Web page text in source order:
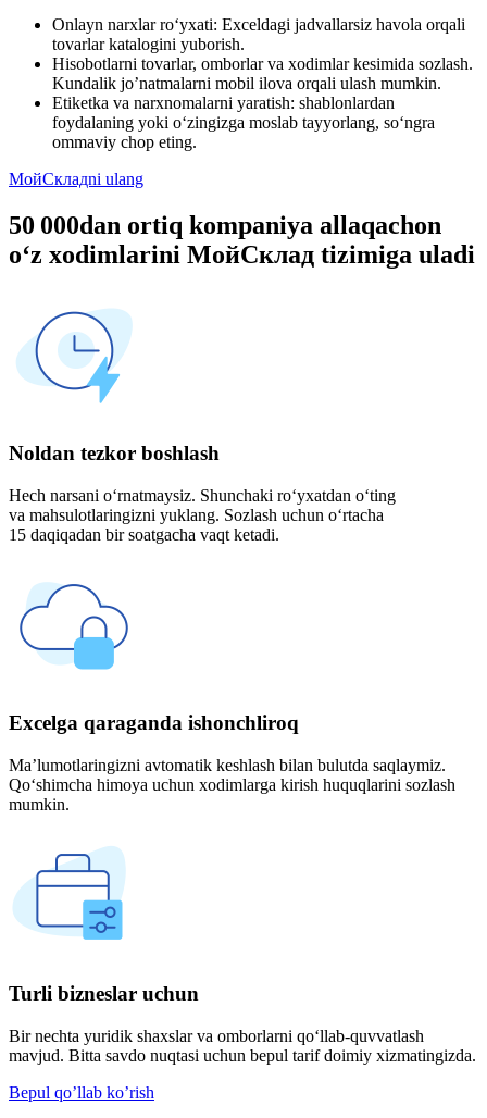
Onlayn narxlar ro‘yxati: Exceldagi jadvallarsiz havola orqali
tovarlar katalogini yuborish.
Hisobotlarni tovarlar, omborlar va xodimlar kesimida sozlash.
Kundalik jo’natmalarni mobil ilova orqali ulash mumkin.
Etiketka va narxnomalarni yaratish: shablonlardan
foydalaning yoki o‘zingizga moslab tayyorlang, so‘ngra
ommaviy chop eting.
МойСкладni ulang
50 000dan ortiq kompaniya allaqachon
o‘z xodimlarini МойСклад tizimiga uladi
Noldan tezkor boshlash
Hech narsani o‘rnatmaysiz. Shunchaki ro‘yxatdan o‘ting
va mahsulotlaringizni yuklang. Sozlash uchun o‘rtacha
15 daqiqadan bir soatgacha vaqt ketadi.
Excelga qaraganda ishonchliroq
Ma’lumotlaringizni avtomatik keshlash bilan bulutda saqlaymiz.
Qo‘shimcha himoya uchun xodimlarga kirish huquqlarini sozlash
mumkin.
Turli bizneslar uchun
Bir nechta yuridik shaxslar va omborlarni qo‘llab-quvvatlash
mavjud. Bitta savdo nuqtasi uchun bepul tarif doimiy xizmatingizda.
Bepul qo’llab ko’rish